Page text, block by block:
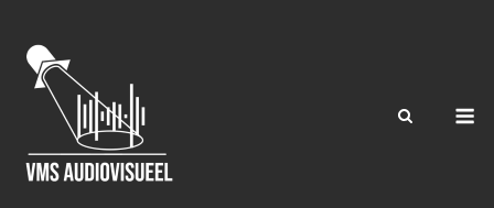
inhoud